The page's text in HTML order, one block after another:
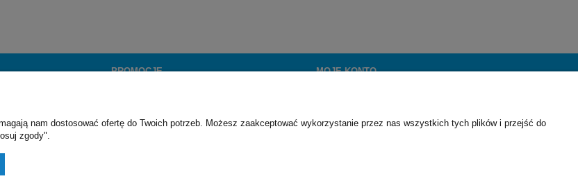
PROMOCJE MOJE KONTO
nam dostosować ofertę do Twoich potrzeb. Możesz zaakceptować wykorzystanie przez nas wszystkich tych plików i przejść do
zgody".